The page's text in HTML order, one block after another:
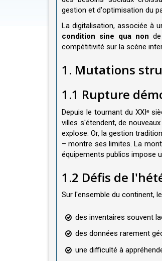
gestion et d'optimisation du
La digitalisation, associée à
condition sine qua non
compétitivité sur la scène
1. Mutations
1.1 Rupture
Depuis le tournant du XXIᵉ
villes s'étendent, de
explose. Or, la gestion
– montre ses limites. La
équipements publics impose
1.2 Défis de
Sur l'ensemble du continent,
des inventaires souvent
des données rarement
une difficulté à